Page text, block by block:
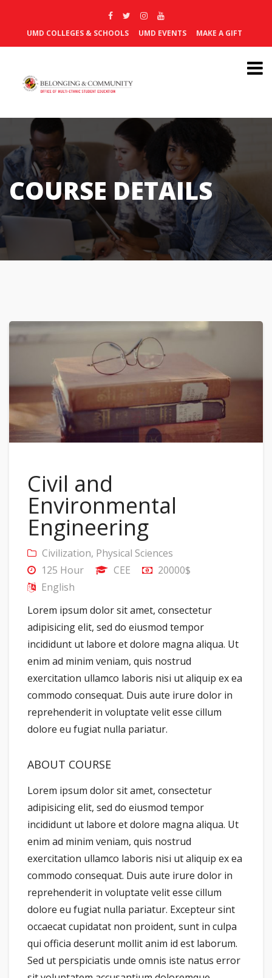
UMD COLLEGES & SCHOOLS UMD EVENTS MAKE A GIFT
COURSE DETAILS
Civil and
Environmental
Engineering
Civilization, Physical Sciences
125 Hour
CEE
20000$
English
Lorem ipsum dolor sit amet, consectetur
adipisicing elit, sed do eiusmod tempor
incididunt ut labore et dolore magna aliqua. Ut
enim ad minim veniam, quis nostrud
exercitation ullamco laboris nisi ut aliquip ex ea
commodo consequat. Duis aute irure dolor in
reprehenderit in voluptate velit esse cillum
dolore eu fugiat nulla pariatur.
ABOUT COURSE
Lorem ipsum dolor sit amet, consectetur
adipisicing elit, sed do eiusmod tempor
incididunt ut labore et dolore magna aliqua. Ut
enim ad minim veniam, quis nostrud
exercitation ullamco laboris nisi ut aliquip ex ea
commodo consequat. Duis aute irure dolor in
reprehenderit in voluptate velit esse cillum
dolore eu fugiat nulla pariatur. Excepteur sint
occaecat cupidatat non proident, sunt in culpa
qui officia deserunt mollit anim id est laborum.
Sed ut perspiciatis unde omnis iste natus error